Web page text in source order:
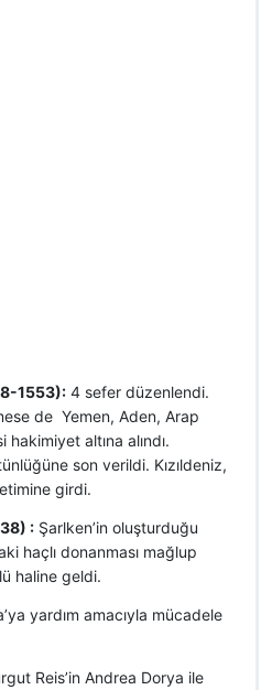
1553): 4 sefer düzenlendi.
de Yemen, Aden, Arap
altına alındı.
son verildi. Kızıldeniz,
girdi.
: Şarlken’in oluşturduğu
haçlı donanması mağlup
haline geldi.
yardım amacıyla mücadele
Reis’in Andrea Dorya ile